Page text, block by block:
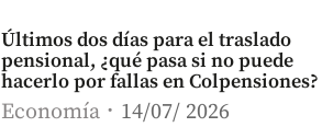
Últimos dos días para el traslado
pensional, ¿qué pasa si no puede
hacerlo por fallas en Colpensiones?
Economía 14/07/ 2026